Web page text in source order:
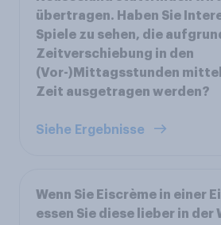
übertragen. Haben Sie
Spiele zu sehen, die
Zeitverschiebung in den
(Vor-)Mittagsstunden
Zeit ausgetragen werden?
Siehe Ergebnisse
Wenn Sie Eiscrème in einer
essen Sie diese lieber in der